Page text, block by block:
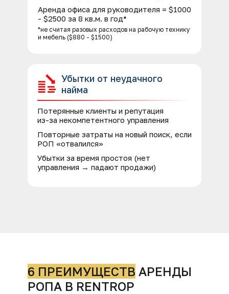
Аренда офиса для руководителя = $1000
- $2500 за 8 кв.м. в год*
*не считая разовых расходов на рабочую технику
и мебель ($880 - $1500)
Убытки от неудачного
найма
Потерянные клиенты и репутация
из-за некомпетентного управления
Повторные затраты на новый поиск, если
РОП «отвалился»
Убытки за время простоя (нет
управления → падают продажи)
6 ПРЕИМУЩЕСТВ АРЕНДЫ
РОПА В RENTROP